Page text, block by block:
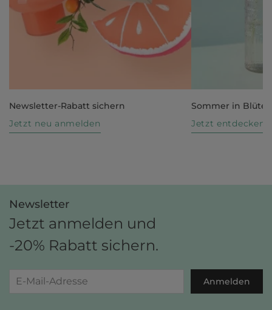
Newsletter-Rabatt sichern
Jetzt neu anmelden
Sommer in Blüte
Jetzt entdecken
Newsletter
Jetzt anmelden und
-20% Rabatt sichern.
Anmelden